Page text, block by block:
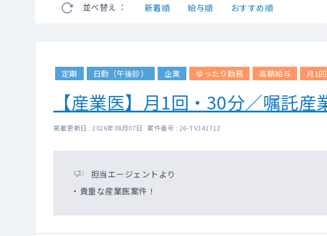
並べ替え ： 新着順 給与順 おすすめ順
定期 日勤（午後診） 企業 ゆったり勤務 高額給与 月1
【産業医】月1回・30分／嘱託産
掲載更新日 : 2026年08月07日 案件番号 : 26-TV341712
担当エージェントより
・貴重な産業医案件！